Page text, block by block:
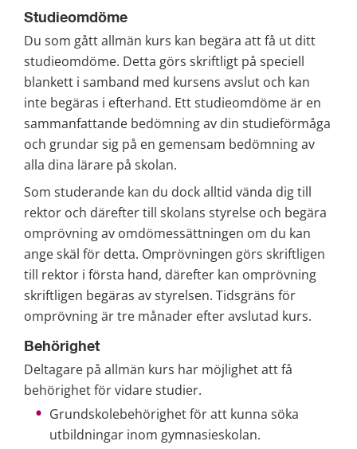
Studieomdöme
Du som gått allmän kurs kan begära att få ut ditt
studieomdöme. Detta görs skriftligt på speciell
blankett i samband med kursens avslut och kan
inte begäras i efterhand. Ett studieomdöme är en
sammanfattande bedömning av din studieförmåga
och grundar sig på en gemensam bedömning av
alla dina lärare på skolan.
Som studerande kan du dock alltid vända dig till
rektor och därefter till skolans styrelse och begära
omprövning av omdömessättningen om du kan
ange skäl för detta. Omprövningen görs skriftligen
till rektor i första hand, därefter kan omprövning
skriftligen begäras av styrelsen. Tidsgräns för
omprövning är tre månader efter avslutad kurs.
Behörighet
Deltagare på allmän kurs har möjlighet att få
behörighet för vidare studier.
Grundskolebehörighet för att kunna söka
utbildningar inom gymnasieskolan.